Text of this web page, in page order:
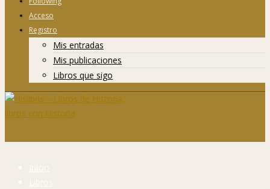
Acceso
Registro
Mis entradas
Mis publicaciones
Libros que sigo
Inicio
Libros